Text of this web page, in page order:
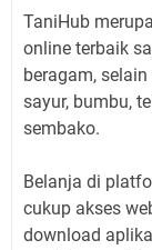
TaniHub
online terbaik
beragam,
sayur, bumbu,
sembako.
Belanja di
cukup akses
download